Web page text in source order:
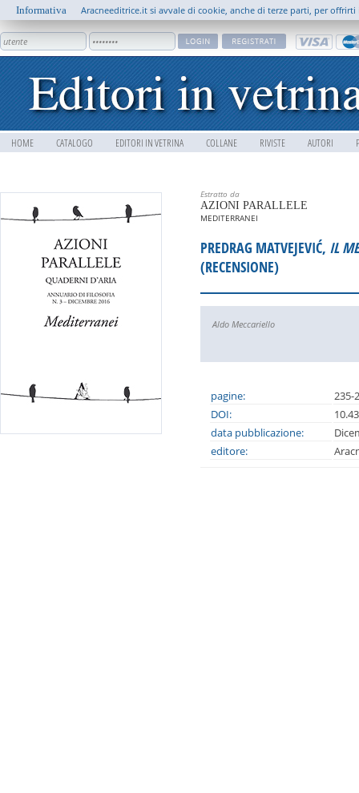
HOME CATALOGO EDITORI IN VETRINA COLLANE RIVISTE AUTORI
Informativa Aracneeditrice.it si avvale di cookie, anche di terze parti, per
Estratto da
AZIONI PARALLELE
MEDITERRANEI
PREDRAG MATVEJEVIĆ, IL
(RECENSIONE)
Aldo Meccariello
pagine:
235-
DOI:
data pubblicazione:
editore: